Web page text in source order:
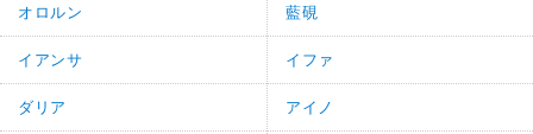
オロルン 藍硯
イアンサ イファ
ダリア アイノ